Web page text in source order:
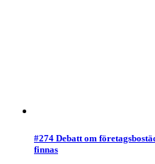
#274 Debatt om
finnas